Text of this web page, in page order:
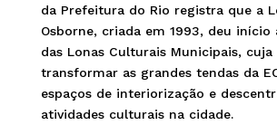
da Prefeitura do Rio registra que a
Osborne, criada em 1993, deu início
das Lonas Culturais Municipais, cuja
transformar as grandes tendas da
espaços de interiorização e
atividades culturais na cidade.